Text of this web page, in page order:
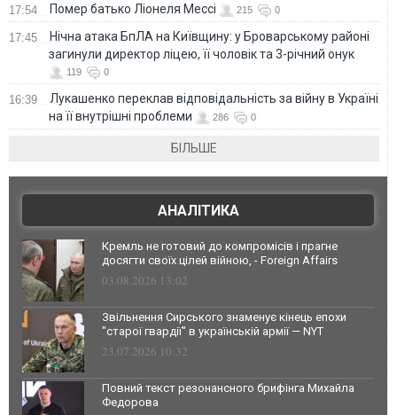
17:54 Помер батько Ліонеля Мессі 215 0
17:45
Нічна атака БпЛА на Київщину: у Броварському районі
загинули директор ліцею, її чоловік та 3-річний онук
119 0
16:39
Лукашенко переклав відповідальність за війну в Україні
на її внутрішні проблеми
286 0
БІЛЬШЕ
АНАЛІТИКА
Кремль не готовий до компромісів і прагне
досягти своїх цілей війною, - Foreign Affairs
03.08.2026 13:02
Звільнення Сирського знаменує кінець епохи
"старої гвардії" в українській армії — NYT
23.07.2026 10:32
Повний текст резонансного брифінга Михайла
Федорова